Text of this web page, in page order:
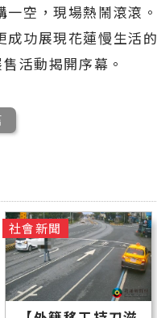
空，現場熱鬧滾滾。
成功展現花蓮慢生活的
活動揭開序幕。
社會新聞